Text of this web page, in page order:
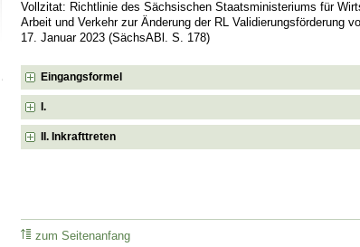
Vollzitat: Richtlinie des Sächsischen Staatsministeriums für
Arbeit und Verkehr zur Änderung der RL Validierungsförderung
17. Januar 2023 (SächsABl. S. 178)
Eingangsformel
I.
II. Inkrafttreten
zum Seitenanfang